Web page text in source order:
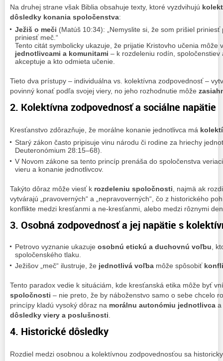
Na druhej strane však Biblia obsahuje texty, ktoré vyzdvihujú
dôsledky konania spoločenstva:
Ježiš o meči (Matúš 10:34): „Nemyslite si, že som prišiel
priniesť meč.“
Tento citát symbolicky ukazuje, že prijatie Kristovho učenia môže
jednotlivcami a komunitami – k rozdeleniu rodín,
akceptuje a kto odmieta učenie.
Tieto dva prístupy – individuálna vs. kolektívna zodpovednosť –
povinný konať podľa svojej viery, no jeho rozhodnutie môže
2. Kolektívna zodpovednosť a sociálne napätie
Kresťanstvo zdôrazňuje, že morálne konanie jednotlivca má
Starý zákon často pripisuje vinu národu či rodine za hriechy
Deuteronómium 28:15–68).
V Novom zákone sa tento princíp prenáša do spoločenstva
vieru a konanie jednotlivcov.
Takýto dôraz môže viesť k rozdeleniu spoločnosti, najmä ak
vytvárajú „pravoverných“ a „nepravoverných“, čo z historického
konflikte medzi kresťanmi a ne-kresťanmi, alebo medzi rôznymi
3. Osobná zodpovednosť a jej napätie s
Petrovo vyznanie ukazuje osobnú etickú a duchovnú voľbu ,
spoločenského tlaku.
Ježišov „meč“ ilustruje, že jednotlivá voľba môže spôsobiť
Tento paradox vedie k situáciám, kde kresťanská etika môže byť
spoločnosti – nie preto, že by náboženstvo samo o sebe chcelo
princípy kladú vysoký dôraz na morálnu autonómiu jednotlivca a
dôsledky viery a poslušnosti
4. Historické dôsledky
Rozdiel medzi osobnou a kolektívnou zodpovednosťou sa